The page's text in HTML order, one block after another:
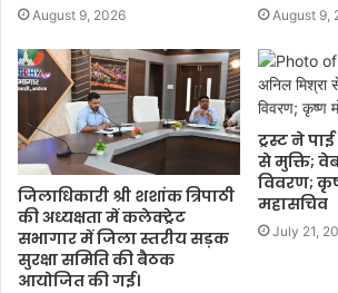
August 9, 2026 August 9,
जिलाधिकारी श्री शशांक त्रिपाठी
की अध्यक्षता में कलेक्ट्रेट
सभागार में जिला स्तरीय सड़क
सुरक्षा समिति की बैठक
आयोजित की गई।
ट्रस्ट ने
से मुक्ति;
विवरण;
महासचिव
July 21,